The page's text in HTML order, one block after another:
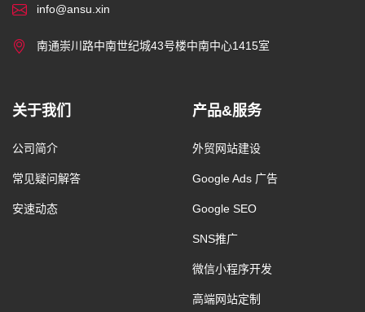
info@ansu.xin
南通崇川路中南世纪城43号楼中南中心1415室
关于我们
公司简介
常见疑问解答
安速动态
产品&服务
外贸网站建设
Google Ads 广告
Google SEO
SNS推广
微信小程序开发
高端网站定制